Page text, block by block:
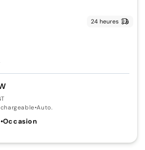
24 heures
•Auto.
•Occasion